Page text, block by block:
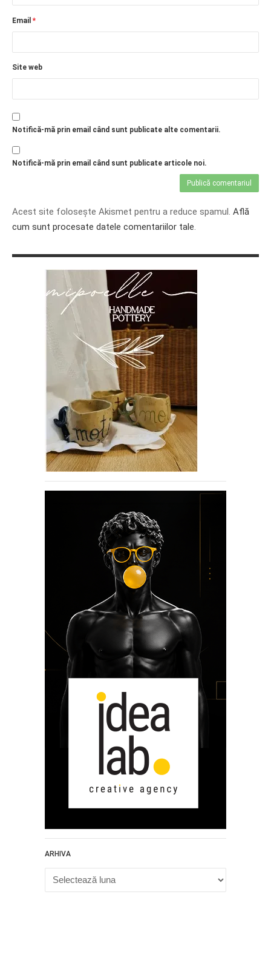
Email *
Site web
Notifică-mă prin email când sunt publicate alte comentarii.
Notifică-mă prin email când sunt publicate articole noi.
Acest site folosește Akismet pentru a reduce spamul. Află
cum sunt procesate datele comentariilor tale.
ARHIVA
Arhiva